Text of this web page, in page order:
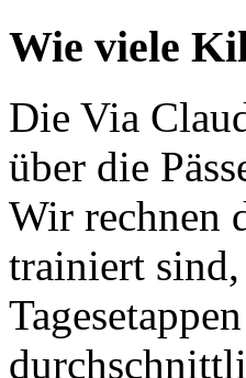
Wie viele
Die Via
über die
Wir rechnen
trainiert